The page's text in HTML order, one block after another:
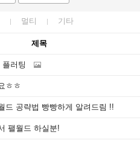
멀티 기타
제목
러팅
ㅎㅎ
드 공략법 빵빵하게 알려드림 !!
팰월드 하실분!